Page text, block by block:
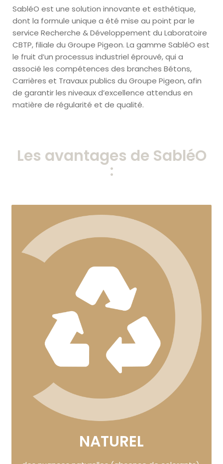
SabléO est une solution innovante et esthétique,
dont la formule unique a été mise au point par le
service Recherche & Développement du Laboratoire
CBTP, filiale du Groupe Pigeon. La gamme SabléO est
le fruit d’un processus industriel éprouvé, qui a
associé les compétences des branches Bétons,
Carrières et Travaux publics du Groupe Pigeon, afin
de garantir les niveaux d’excellence attendus en
matière de régularité et de qualité.
Les avantages de SabléO
:
NATUREL